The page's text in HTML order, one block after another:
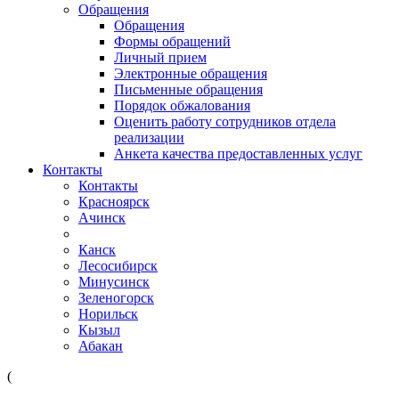
Обращения
Обращения
Формы обращений
Личный прием
Электронные обращения
Письменные обращения
Порядок обжалования
Оценить работу сотрудников отдела
реализации
Анкета качества предоставленных услуг
Контакты
Контакты
Красноярск
Ачинск
Канск
Лесосибирск
Минусинск
Зеленогорск
Норильск
Кызыл
Абакан
(